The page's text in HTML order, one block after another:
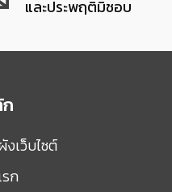
และประพฤติมิชอบ
เว็บไซต์
ก